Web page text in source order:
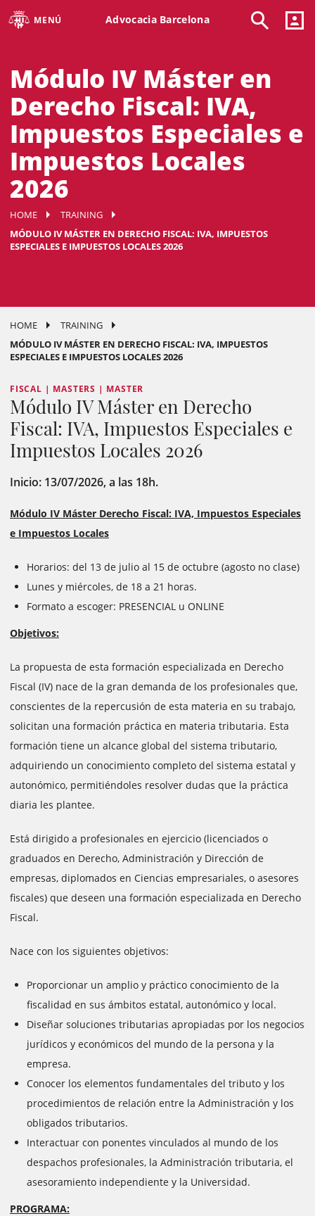
MENÚ Advocacia Barcelona
Módulo IV Máster en
Derecho Fiscal: IVA,
Impuestos Especiales e
Impuestos Locales
2026
HOME
TRAINING
MÓDULO IV MÁSTER EN DERECHO FISCAL: IVA, IMPUESTOS
ESPECIALES E IMPUESTOS LOCALES 2026
HOME
TRAINING
MÓDULO IV MÁSTER EN DERECHO FISCAL: IVA, IMPUESTOS
ESPECIALES E IMPUESTOS LOCALES 2026
FISCAL | MASTERS | MASTER
Módulo IV Máster en Derecho
Fiscal: IVA, Impuestos Especiales e
Impuestos Locales 2026
Inicio: 13/07/2026, a las 18h.
Módulo IV Máster Derecho Fiscal: IVA, Impuestos Especiales
e Impuestos Locales
Horarios: del 13 de julio al 15 de octubre (agosto no clase)
Lunes y miércoles, de 18 a 21 horas.
Formato a escoger: PRESENCIAL u ONLINE
Objetivos:
La propuesta de esta formación especializada en Derecho
Fiscal (IV) nace de la gran demanda de los profesionales que,
conscientes de la repercusión de esta materia en su trabajo,
solicitan una formación práctica en materia tributaria. Esta
formación tiene un alcance global del sistema tributario,
adquiriendo un conocimiento completo del sistema estatal y
autonómico, permitiéndoles resolver dudas que la práctica
diaria les plantee.
Está dirigido a profesionales en ejercicio (licenciados o
graduados en Derecho, Administración y Dirección de
empresas, diplomados en Ciencias empresariales, o asesores
fiscales) que deseen una formación especializada en Derecho
Fiscal.
Nace con los siguientes objetivos:
Proporcionar un amplio y práctico conocimiento de la
fiscalidad en sus ámbitos estatal, autonómico y local.
Diseñar soluciones tributarias apropiadas por los negocios
jurídicos y económicos del mundo de la persona y la
empresa.
Conocer los elementos fundamentales del tributo y los
procedimientos de relación entre la Administración y los
obligados tributarios.
Interactuar con ponentes vinculados al mundo de los
despachos profesionales, la Administración tributaria, el
asesoramiento independiente y la Universidad.
PROGRAMA: